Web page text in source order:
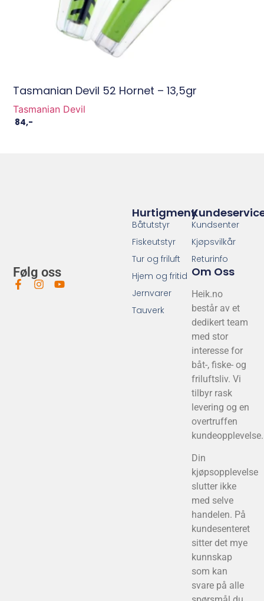
Tasmanian Devil 52 Hornet – 13,5gr
Tasmanian Devil
84,-
Følg oss
Kundsenter
Kjøpsvilkår
Returinfo
Om Oss
Heik.no
består av et
dedikert team
med stor
interesse for
båt-, fiske- og
friluftsliv. Vi
tilbyr rask
levering og en
overtruffen
kundeopplevelse.
Din
kjøpsopplevelse
slutter ikke
med selve
handelen. På
kundesenteret
sitter det mye
kunnskap
som kan
svare på alle
Hurtigmeny
Båtutstyr
Fiskeutstyr
Tur og friluft
Hjem og fritid
Jernvarer
Tauverk